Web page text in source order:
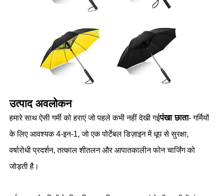
होम
उत्पाद
हमारे बारे में
उत्पाद अवलोकन
हमारे साथ ऐसी गर्मी को हराएं जो पहले कभी नहीं देखी गईपंखा छाता- गर्मियों
के लिए आवश्यक 4-इन-1, जो एक पोर्टेबल डिज़ाइन में धूप से सुरक्षा,
वर्षारोधी प्रदर्शन, तत्काल शीतलन और आपातकालीन फोन चार्जिंग को
जोड़ती है।